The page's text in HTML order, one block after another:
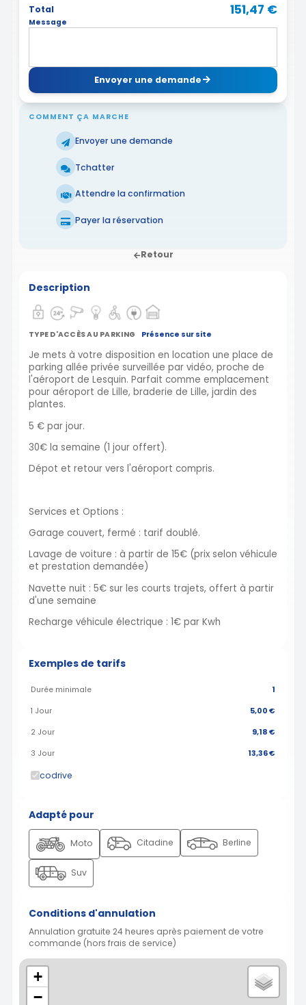
Total
151,47 €
Message
Envoyer une demande
COMMENT ÇA MARCHE
Envoyer une demande
Tchatter
Attendre la confirmation
Payer la réservation
Retour
Description
TYPE D'ACCÈS AU PARKING Présence sur site
Je mets à votre disposition en location une place de
parking allée privée surveillée par vidéo, proche de
l'aéroport de Lesquin. Parfait comme emplacement
pour aéroport de Lille, braderie de Lille, jardin des
plantes.
5 € par jour.
30€ la semaine (1 jour offert).
Dépot et retour vers l'aéroport compris.
Services et Options :
Garage couvert, fermé : tarif doublé.
Lavage de voiture : à partir de 15€ (prix selon véhicule
et prestation demandée)
Navette nuit : 5€ sur les courts trajets, offert à partir
d'une semaine
Recharge véhicule électrique : 1€ par Kwh
Exemples de tarifs
Durée minimale 1
1 Jour 5,00 €
2 Jour 9,18 €
3 Jour 13,36 €
codrive
Adapté pour
Moto Citadine Berline
Suv
Conditions d'annulation
Annulation gratuite 24 heures après paiement de votre
commande (hors frais de service)
+
−